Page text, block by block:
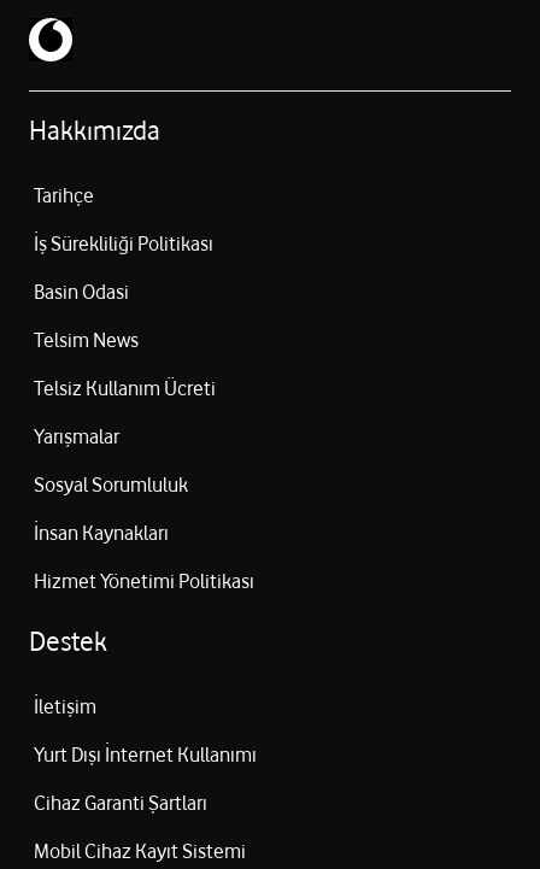
Hakkımızda
Tarihçe
İş Sürekliliği Politikası
Basin Odasi
Telsim News
Telsiz Kullanım Ücreti
Yarışmalar
Sosyal Sorumluluk
İnsan Kaynakları
Hizmet Yönetimi Politikası
Destek
İletişim
Yurt Dışı İnternet Kullanımı
Cihaz Garanti Şartları
Mobil Cihaz Kayıt Sistemi